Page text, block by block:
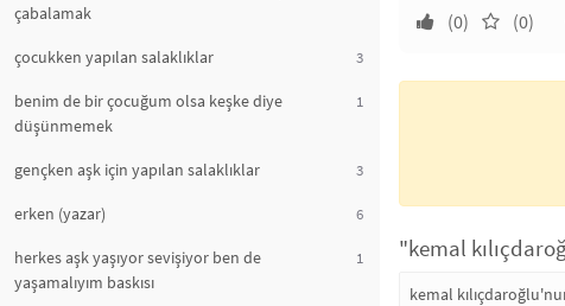
çabalamak
çocukken yapılan salaklıklar 3
benim de bir çocuğum olsa keşke diye
düşünmemek
1
gençken aşk için yapılan salaklıklar 3
erken (yazar) 6
herkes aşk yaşıyor sevişiyor ben de
yaşamalıyım baskısı
1
(0)
(0)
"kemal
kemal